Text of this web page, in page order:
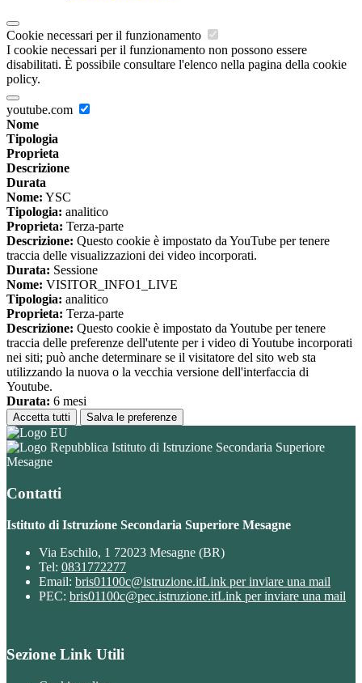
Cookie necessari per il funzionamento
I cookie necessari per il funzionamento non possono essere
disabilitati. È possibile consultare l'elenco nella pagina della cookie
policy.
youtube.com
Nome
Tipologia
Proprieta
Descrizione
Durata
Nome: YSC
Tipologia: analitico
Proprieta: Terza-parte
Descrizione: Questo cookie è impostato da YouTube per tenere
traccia delle visualizzazioni dei video incorporati.
Durata: Sessione
Nome: VISITOR_INFO1_LIVE
Tipologia: analitico
Proprieta: Terza-parte
Descrizione: Questo cookie è impostato da Youtube per tenere
traccia delle preferenze dell'utente per i video di Youtube incorporati
nei siti; può anche determinare se il visitatore del sito web sta
utilizzando la nuova o la vecchia versione dell'interfaccia di
Youtube.
Durata: 6 mesi
Accetta tutti Salva le preferenze
Istituto di Istruzione Secondaria Superiore
Mesagne
Contatti
Istituto di Istruzione Secondaria Superiore Mesagne
Via Eschilo, 1 72023 Mesagne (BR)
Tel: 0831772277
Email: bris01100c@istruzione.itLink per inviare una mail
PEC: bris01100c@pec.istruzione.itLink per inviare una mail
Sezione Link Utili